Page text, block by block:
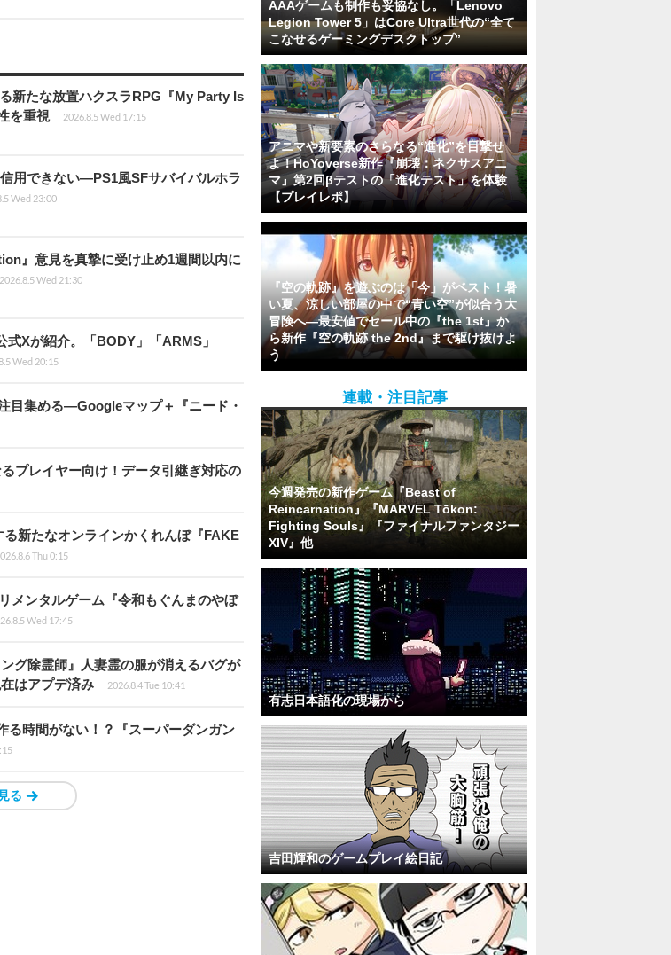
新たな放置ハクスラRPG『My Party Is
を重視
2026.8.5 Wed 17:15
用できない―PS1風SFサバイバルホラ
Wed 23:00
』意見を真摯に受け止め1週間以内に
2026.8.5 Wed 21:30
式Xが紹介。「BODY」「ARMS」
Wed 20:15
目集める―Googleマップ＋『ニード・
プレイヤー向け！データ引継ぎ対応の
新たなオンラインかくれんぼ『FAKE
Thu 0:15
メンタルゲーム『令和もぐんまのやぼ
Wed 17:45
グ除霊師』人妻霊の服が消えるバグが
はアプデ済み
2026.8.4 Tue 10:41
る時間がない！？『スーパーダンガン
る
AAAゲームも制作も妥協なし。「Lenovo
Legion Tower 5」はCore Ultra世代の“全て
こなせるゲーミングデスクトップ”
アニマや新要素のさらなる“進化”を目撃せ
よ！HoYoverse新作『崩壊：ネクサスアニ
マ』第2回βテストの「進化テスト」を体験
【プレイレポ】
『空の軌跡』を遊ぶのは「今」がベスト！暑
い夏、涼しい部屋の中で“青い空”が似合う大
冒険へ―最安値でセール中の『the 1st』か
ら新作『空の軌跡 the 2nd』まで駆け抜けよ
う
連載・注目記事
今週発売の新作ゲーム『Beast of
Reincarnation』『MARVEL Tōkon:
Fighting Souls』『ファイナルファンタジー
XIV』他
有志日本語化の現場から
吉田輝和のゲームプレイ絵日記